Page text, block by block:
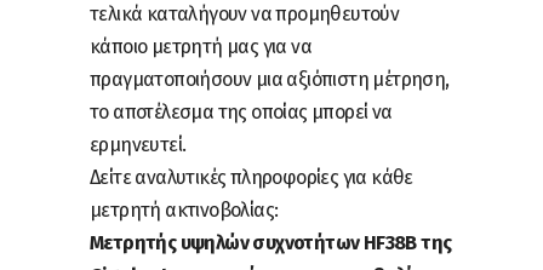
τελικά καταλήγουν να προμηθευτούν
κάποιο μετρητή μας για να
πραγματοποιήσουν μια αξιόπιστη μέτρηση,
το αποτέλεσμα της οποίας μπορεί να
ερμηνευτεί.
Δείτε αναλυτικές πληροφορίες για κάθε
μετρητή ακτινοβολίας:
Μετρητής υψηλών συχνοτήτων HF38B της